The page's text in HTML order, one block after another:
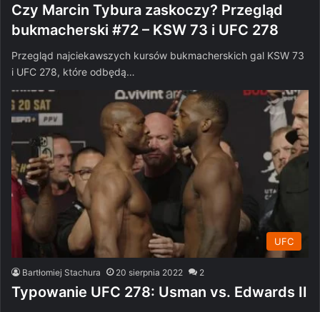
Czy Marcin Tybura zaskoczy? Przegląd
bukmacherski #72 – KSW 73 i UFC 278
Przegląd najciekawszych kursów bukmacherskich gal KSW 73
i UFC 278, które odbędą…
UFC
Bartłomiej Stachura 20 sierpnia 2022 2
Typowanie UFC 278: Usman vs. Edwards II